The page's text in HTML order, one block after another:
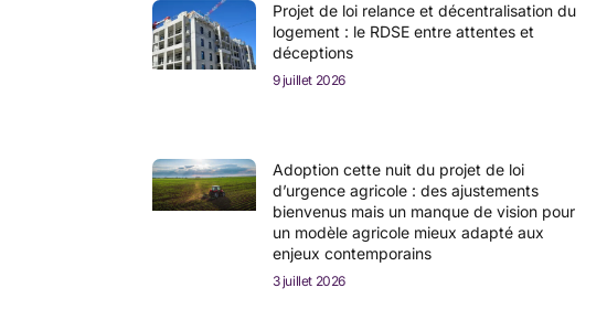
Projet de loi relance et décentralisation du
logement : le RDSE entre attentes et
déceptions
9 juillet 2026
Adoption cette nuit du projet de loi
d’urgence agricole : des ajustements
bienvenus mais un manque de vision pour
un modèle agricole mieux adapté aux
enjeux contemporains
3 juillet 2026